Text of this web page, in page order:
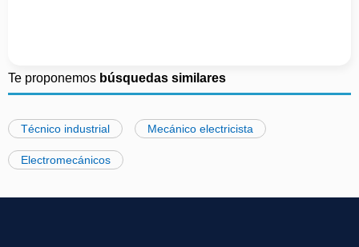
Te proponemos búsquedas similares
Técnico industrial Mecánico electricista
Electromecánicos